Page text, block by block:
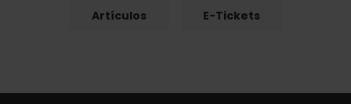
Artículos E-Tickets